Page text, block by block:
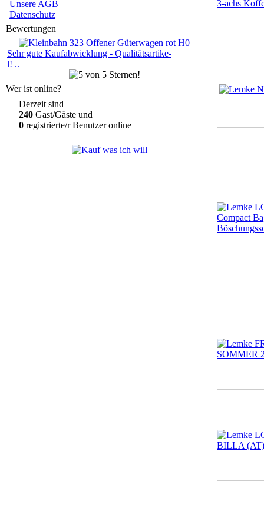
Unsere AGB
Datenschutz
Bewertungen
Sehr gute Kaufabwicklung - Qualitätsartike-
l! ..
Wer ist online?
Derzeit sind
240 Gast/Gäste und
0 registrierte/r Benutzer online